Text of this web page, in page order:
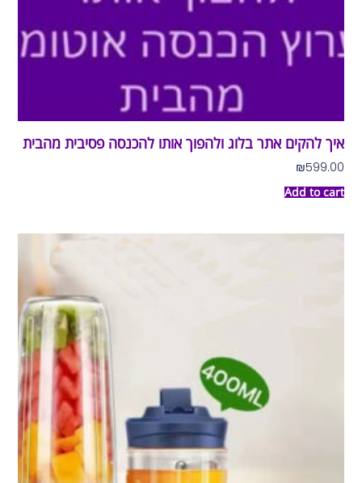
איך להקים אתר בלוג ולהפוך אותו להכנסה פסיבית מהבית
₪599.00
Add to cart